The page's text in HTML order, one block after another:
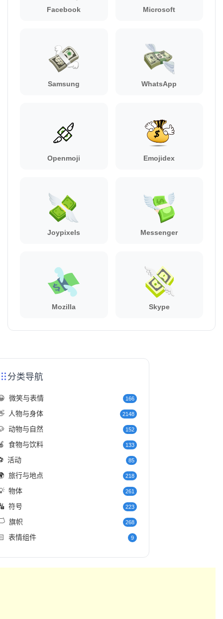
Facebook Microsoft
Samsung WhatsApp
Openmoji Emojidex
Joypixels Messenger
Mozilla Skype
分类导航
微笑与表情 166
人物与身体 2148
动物与自然 152
食物与饮料 133
活动 85
旅行与地点 218
物体 261
符号 223
旗帜 268
表情组件 9